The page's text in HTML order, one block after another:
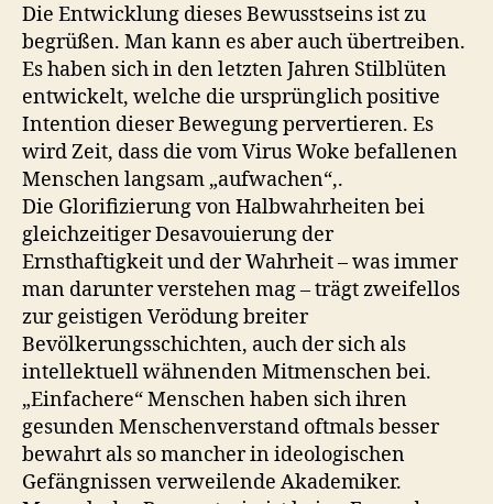
Die Entwicklung dieses Bewusstseins ist zu
begrüßen. Man kann es aber auch übertreiben.
Es haben sich in den letzten Jahren Stilblüten
entwickelt, welche die ursprünglich positive
Intention dieser Bewegung pervertieren. Es
wird Zeit, dass die vom Virus Woke befallenen
Menschen langsam „aufwachen“,.
Die Glorifizierung von Halbwahrheiten bei
gleichzeitiger Desavouierung der
Ernsthaftigkeit und der Wahrheit – was immer
man darunter verstehen mag – trägt zweifellos
zur geistigen Verödung breiter
Bevölkerungsschichten, auch der sich als
intellektuell wähnenden Mitmenschen bei.
„Einfachere“ Menschen haben sich ihren
gesunden Menschenverstand oftmals besser
bewahrt als so mancher in ideologischen
Gefängnissen verweilende Akademiker.